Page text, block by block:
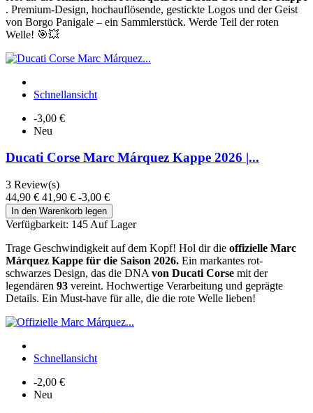
. Premium-Design, hochauflösende, gestickte Logos und der Geist
von Borgo Panigale – ein Sammlerstück. Werde Teil der roten
Welle! 🎯💥
Schnellansicht
-3,00 €
Neu
Ducati Corse Marc Márquez Kappe 2026 |...
3 Review(s)
44,90 € 41,90 € -3,00 €
In den Warenkorb legen
Verfügbarkeit: 145 Auf Lager
Trage Geschwindigkeit auf dem Kopf! Hol dir die offizielle Marc
Márquez Kappe für die Saison 2026. Ein markantes rot-
schwarzes Design, das die DNA von Ducati Corse mit der
legendären 93 vereint. Hochwertige Verarbeitung und geprägte
Details. Ein Must-have für alle, die die rote Welle lieben!
Schnellansicht
-2,00 €
Neu